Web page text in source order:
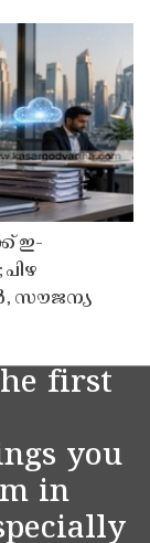
ഇ-
സൗജന്യ
first
you
in